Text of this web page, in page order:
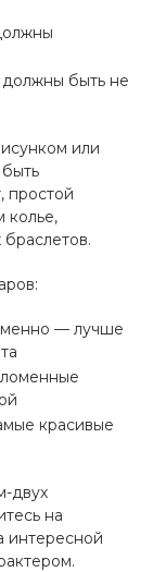
быть не
или
простой
колье,
— лучше
красивые
двух
на
интересной